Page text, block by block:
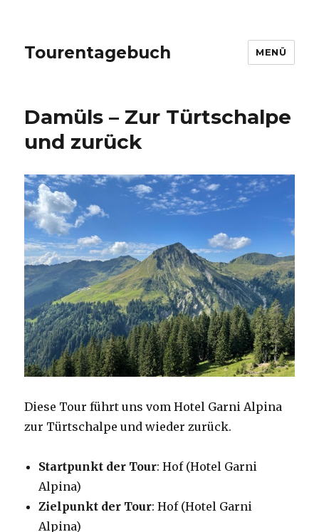
Tourentagebuch MENÜ
Damüls – Zur Türtschalpe
und zurück
Diese Tour führt uns vom Hotel Garni Alpina
zur Türtschalpe und wieder zurück.
Startpunkt der Tour: Hof (Hotel Garni
Alpina)
Zielpunkt der Tour: Hof (Hotel Garni
Alpina)